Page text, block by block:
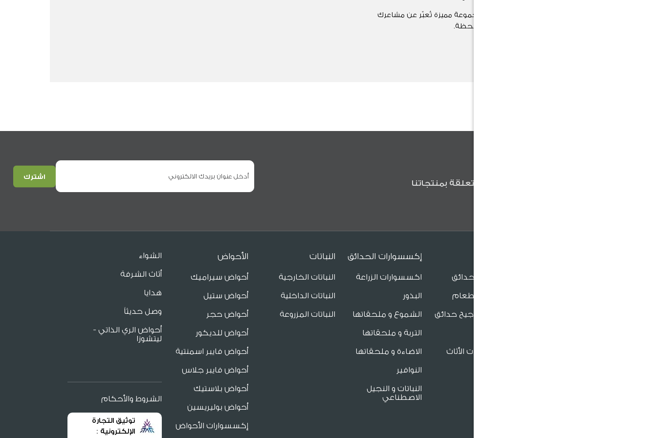
اختر هدية مناسبتك الآن بين مجموعة مميزة تُعبّر عن مشاعرك
وتُضفي لمسة خاصة على كل لحظة.
كن أول من يعلم عن آخر الأخبار المتعلقة بمنتجاتنا
جلسات الحدائق
جلسات الطعام
بنش و مراجيح حدائق
إكسسوارات الأثاث
إكسسوارات الحدائق
اكسسوارات الزراعة
البذور
الشموع و ملحقاتها
التربة و ملحقاتها
الاضاءة و ملحقاتها
النوافير
النباتات و النجيل
الاصطناعي
النباتات
النباتات الخارجية
النباتات الداخلية
النباتات المزروعة
الأحواض
أحواض سيراميك
أحواض ستيل
أحواض حجر
أحواض للديكور
أحواض فايبر اسمنتية
أحواض فايبر جلاس
أحواض بلاستيك
أحواض بوليريسين
إكسسوارات الأحواض
الشواء
أثاث الشرفة
هدايا
وصل حديثاً
أحواض الري الذاتي -
ليتشوزا
الشروط والأحكام
توثيق التجارة
الإلكترونية :